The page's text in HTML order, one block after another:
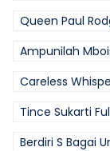
Queen Paul
Ampunilah
Careless
Tince Sukarti
Berdiri S Bagai